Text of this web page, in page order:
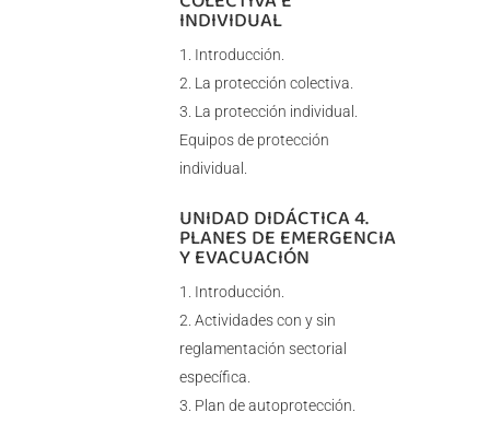
INDIVIDUAL
Introducción.
La protección colectiva.
La protección individual.
Equipos de protección
individual.
UNIDAD DIDÁCTICA 4.
PLANES DE EMERGENCIA
Y EVACUACIÓN
Introducción.
Actividades con y sin
reglamentación sectorial
específica.
Plan de autoprotección.